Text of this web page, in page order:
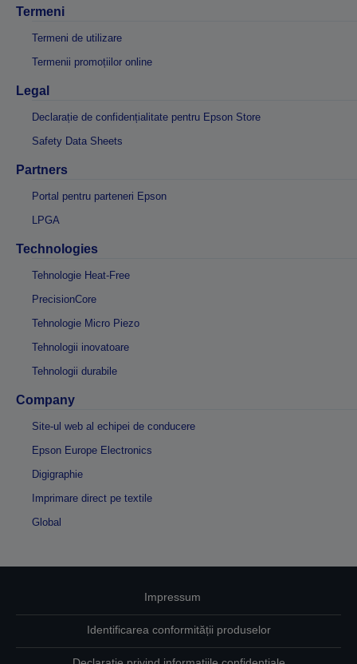
Termeni
Termeni de utilizare
Termenii promoțiilor online
Legal
Declarație de confidențialitate pentru Epson Store
Safety Data Sheets
Partners
Portal pentru parteneri Epson
LPGA
Technologies
Tehnologie Heat-Free
PrecisionCore
Tehnologie Micro Piezo
Tehnologii inovatoare
Tehnologii durabile
Company
Site-ul web al echipei de conducere
Epson Europe Electronics
Digigraphie
Imprimare direct pe textile
Global
Impressum
Identificarea conformității produselor